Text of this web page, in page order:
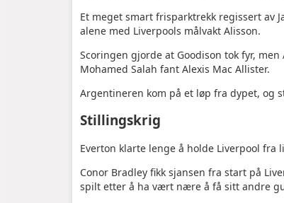
Et meget smart frisparktrekk regissert av
alene med Liverpools målvakt Alisson.
Scoringen gjorde at Goodison tok fyr,
Mohamed Salah fant Alexis Mac Allister.
Argentineren kom på et løp fra dypet, og
Stillingskrig
Everton klarte lenge å holde Liverpool
Conor Bradley fikk sjansen fra start på
spilt etter å ha vært nære å få sitt andre